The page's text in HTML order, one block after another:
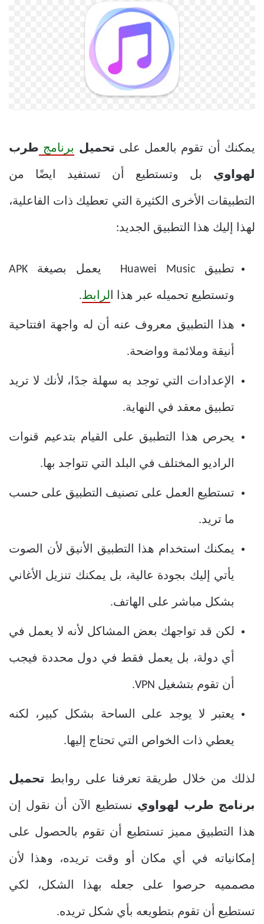
يمكنك أن تقوم بالعمل على تحميل برنامج طرب
لهواوي بل وتستطيع أن تستفيد ايضًا من
التطبيقات الأخرى الكثيرة التي تعطيك ذات الفاعلية،
لهذا إليك هذا التطبيق الجديد:
تطبيق Huawei Music يعمل بصيغة APK
وتستطيع تحميله عبر هذا الرابط.
هذا التطبيق معروف عنه أن له واجهة افتتاحية
أنيقة وملائمة وواضحة.
الإعدادات التي توجد به سهلة جدًا، لأنك لا تريد
تطبيق معقد في النهاية.
يحرص هذا التطبيق على القيام بتدعيم قنوات
الراديو المختلف في البلد التي تتواجد بها.
تستطيع العمل على تصنيف التطبيق على حسب
ما تريد.
يمكنك استخدام هذا التطبيق الأنيق لأن الصوت
يأتي إليك بجودة عالية، بل يمكنك تنزيل الأغاني
بشكل مباشر على الهاتف.
لكن قد تواجهك بعض المشاكل لأنه لا يعمل في
أي دولة، بل يعمل فقط في دول محددة فيجب
أن تقوم بتشغيل VPN.
يعتبر لا يوجد على الساحة بشكل كبير، لكنه
يعطي ذات الخواص التي تحتاج إليها.
لذلك من خلال طريقة تعرفنا على روابط تحميل
برنامج طرب لهواوي نستطيع الآن أن نقول إن
هذا التطبيق مميز تستطيع أن تقوم بالحصول على
إمكانياته في أي مكان أو وقت تريده، وهذا لأن
مصمميه حرصوا على جعله بهذا الشكل، لكي
تستطيع أن تقوم بتطويعه بأي شكل تريده.